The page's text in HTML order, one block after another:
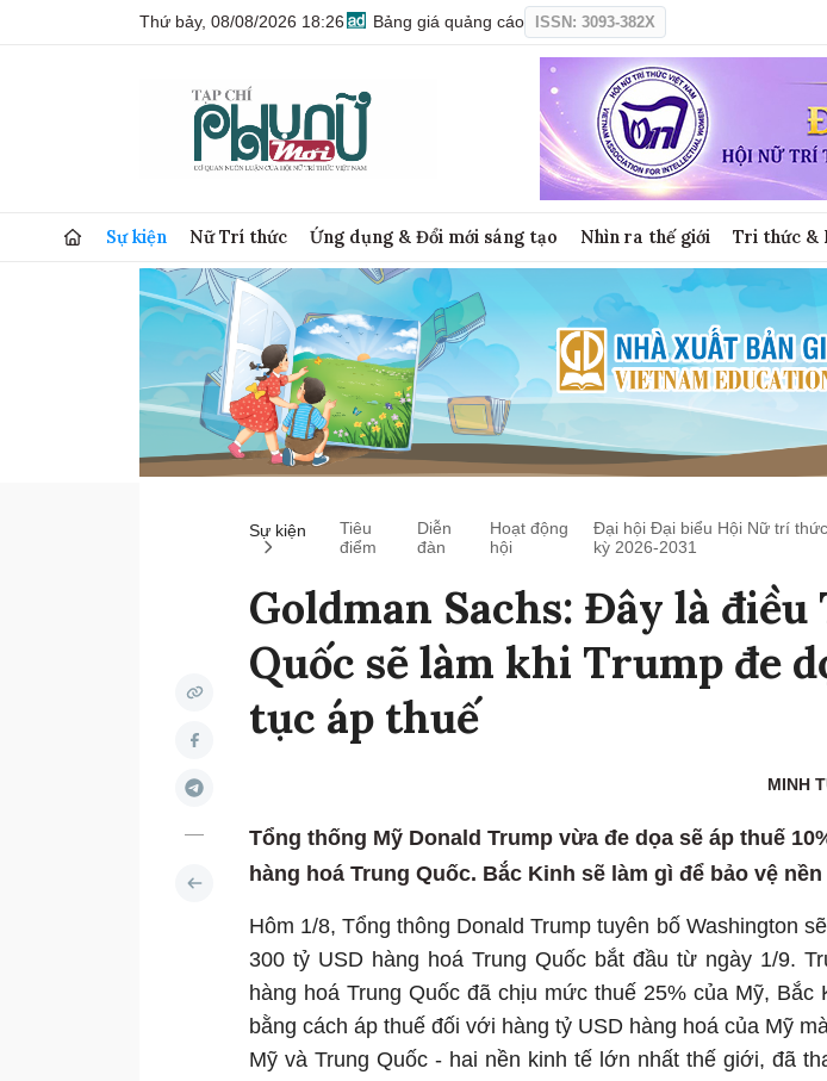
Thứ bảy, 08/08/2026 18:26 Bảng giá quảng cáo ISSN: 3093-382X
Sự kiện Nữ Trí thức Ứng dụng & Đổi mới sáng tạo Nhìn ra thế giới Tri thức &
Sự kiện
Tiêu
điểm
Diễn
đàn
Hoạt động
hội
Đại hội Đại biểu Hội Nữ trí
kỳ 2026-2031
Goldman Sachs: Đây là
Quốc sẽ làm khi Trump đe
tục áp thuế
MINH
Tổng thống Mỹ Donald Trump vừa đe dọa sẽ áp thuế
hàng hoá Trung Quốc. Bắc Kinh sẽ làm gì để bảo vệ
Hôm 1/8, Tổng thông Donald Trump tuyên bố Washington
300 tỷ USD hàng hoá Trung Quốc bắt đầu từ ngày 1/9.
hàng hoá Trung Quốc đã chịu mức thuế 25% của Mỹ, Bắc
bằng cách áp thuế đối với hàng tỷ USD hàng hoá của Mỹ
Mỹ và Trung Quốc - hai nền kinh tế lớn nhất thế giới, đã